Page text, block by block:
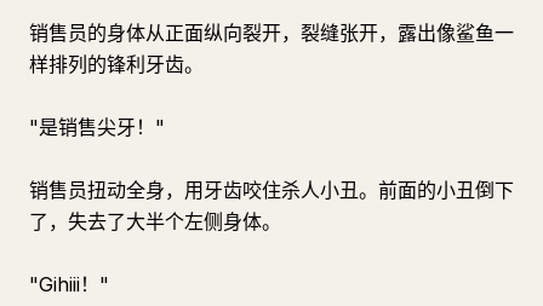
销售员的身体从正面纵向裂开，裂缝张开，露出像鲨鱼一
样排列的锋利牙齿。
"是销售尖牙！"
销售员扭动全身，用牙齿咬住杀人小丑。前面的小丑倒下
了，失去了大半个左侧身体。
"Gihiii！"